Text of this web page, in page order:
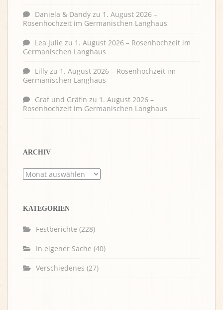
Daniela & Dandy zu 1. August 2026 –
Rosenhochzeit im Germanischen Langhaus
Lea Julie zu 1. August 2026 – Rosenhochzeit im
Germanischen Langhaus
Lilly zu 1. August 2026 – Rosenhochzeit im
Germanischen Langhaus
Graf und Gräfin zu 1. August 2026 –
Rosenhochzeit im Germanischen Langhaus
ARCHIV
Archiv
KATEGORIEN
Festberichte (228)
In eigener Sache (40)
Verschiedenes (27)